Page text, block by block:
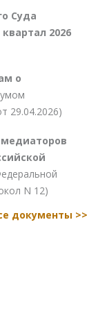
Суда
2026
о
29.04.2026)
N 12)
документы >>